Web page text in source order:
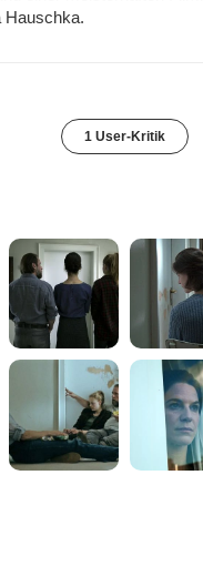
Hauschka.
1 User-Kritik